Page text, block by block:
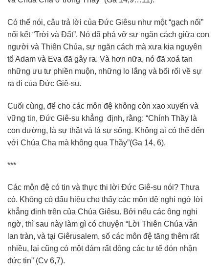
Có thể nói, câu trả lời của Đức Giêsu như một “gạch nối”
nối kết “Trời và Đất”. Nó đã phá vỡ sự ngăn cách giữa con
người và Thiên Chúa, sự ngăn cách mà xưa kia nguyên
tổ Adam và Eva đã gây ra. Và hơn nữa, nó đã xoá tan
những ưu tư phiền muộn, những lo lắng và bối rối về sự
ra đi của Đức Giê-su.
Cuối cùng, để cho các môn đệ không còn xao xuyến và
vững tin, Đức Giê-su khẳng định, rằng: “Chính Thầy là
con đường, là sự thật và là sự sống. Không ai có thể đến
với Chúa Cha mà không qua Thầy”(Ga 14, 6).
***
Các môn đệ có tin và thực thi lời Đức Giê-su nói? Thưa
có. Không có dấu hiệu cho thấy các môn đệ nghi ngờ lời
khẳng định trên của Chúa Giêsu. Bởi nếu các ông nghi
ngờ, thì sau này làm gì có chuyện “Lời Thiên Chúa vẫn
lan tràn, và tại Giêrusalem, số các môn đệ tăng thêm rất
nhiều, lại cũng có một đám rất đông các tư tế đón nhận
đức tin” (Cv 6,7).